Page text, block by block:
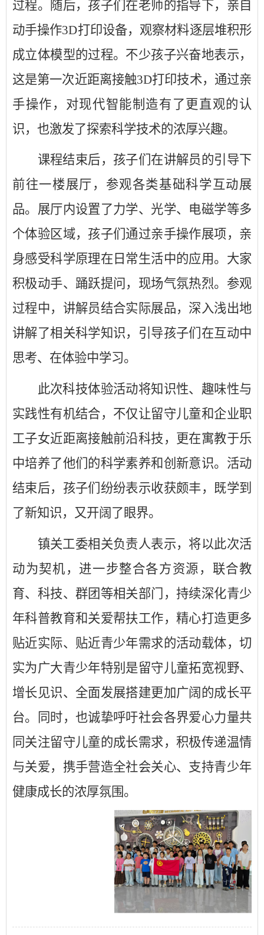
过程。随后，孩子们在老师的指导下，亲自
动手操作3D打印设备，观察材料逐层堆积形
成立体模型的过程。不少孩子兴奋地表示，
这是第一次近距离接触3D打印技术，通过亲
手操作，对现代智能制造有了更直观的认
识，也激发了探索科学技术的浓厚兴趣。
课程结束后，孩子们在讲解员的引导下
前往一楼展厅，参观各类基础科学互动展
品。展厅内设置了力学、光学、电磁学等多
个体验区域，孩子们通过亲手操作展项，亲
身感受科学原理在日常生活中的应用。大家
积极动手、踊跃提问，现场气氛热烈。参观
过程中，讲解员结合实际展品，深入浅出地
讲解了相关科学知识，引导孩子们在互动中
思考、在体验中学习。
此次科技体验活动将知识性、趣味性与
实践性有机结合，不仅让留守儿童和企业职
工子女近距离接触前沿科技，更在寓教于乐
中培养了他们的科学素养和创新意识。活动
结束后，孩子们纷纷表示收获颇丰，既学到
了新知识，又开阔了眼界。
镇关工委相关负责人表示，将以此次活
动为契机，进一步整合各方资源，联合教
育、科技、群团等相关部门，持续深化青少
年科普教育和关爱帮扶工作，精心打造更多
贴近实际、贴近青少年需求的活动载体，切
实为广大青少年特别是留守儿童拓宽视野、
增长见识、全面发展搭建更加广阔的成长平
台。同时，也诚挚呼吁社会各界爱心力量共
同关注留守儿童的成长需求，积极传递温情
与关爱，携手营造全社会关心、支持青少年
健康成长的浓厚氛围。